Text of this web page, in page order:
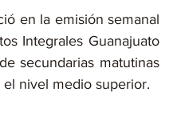
en la emisión semanal
Integrales Guanajuato
secundarias matutinas
nivel medio superior.